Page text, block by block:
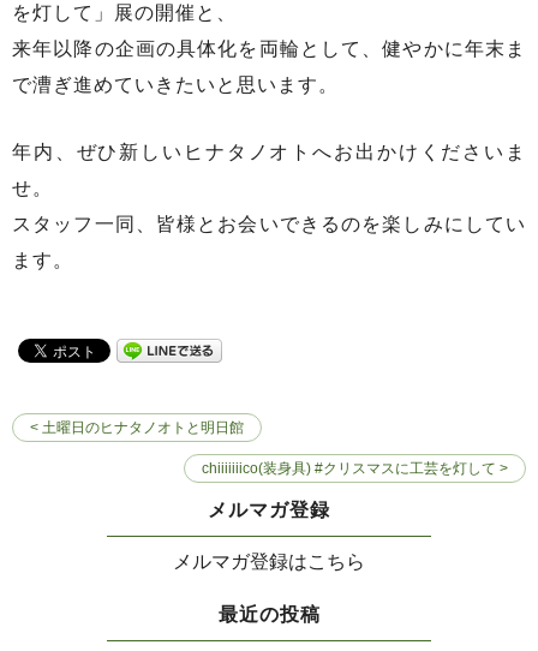
を灯して」展の開催と、
来年以降の企画の具体化を両輪として、健やかに年末ま
で漕ぎ進めていきたいと思います。
年内、ぜひ新しいヒナタノオトへお出かけくださいま
せ。
スタッフ一同、皆様とお会いできるのを楽しみにしてい
ます。
< 土曜日のヒナタノオトと明日館
chiiiiiiico(装身具) #クリスマスに工芸を灯して >
メルマガ登録
メルマガ登録はこちら
最近の投稿